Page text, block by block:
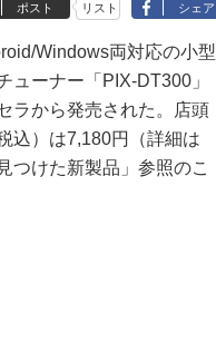
ポスト リスト シェア
Windows両対応の小型
ューナー「PIX-DT300」
ラから発売された。店頭
込）は7,180円（詳細は
つけた新製品」参照のこ